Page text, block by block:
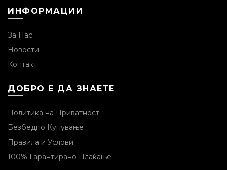
ИНФОРМАЦИИ
За Нас
Новости
Контакт
ДОБРО Е ДА ЗНАЕТЕ
Политика на Приватност
Безбедно Купување
Правила и Услови
100% Гарантирано Плаќање